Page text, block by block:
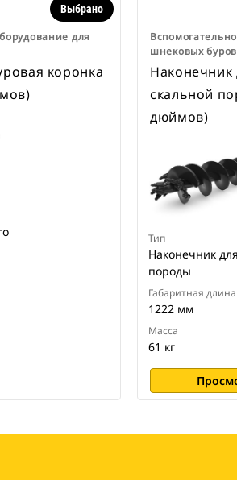
для
Выбрано
коронка
шнековых буров
Наконечник
скальной
дюймов)
Тип
Наконечник
породы
Габаритная длина
1222 мм
Масса
61 кг